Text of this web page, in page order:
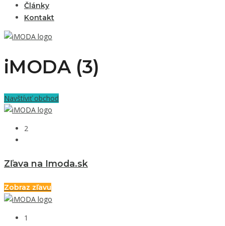
Články
Kontakt
iMODA (3)
Navštíviť obchod
2
Zľava na Imoda.sk
Zobraz zľavu
1